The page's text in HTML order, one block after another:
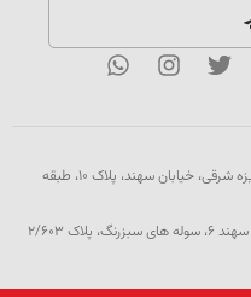
تهران، خیابان سهروردی شمالی، هویزه شرقی، خیابان سهند، پلاک ۱۰، طبقه
چهاردانگه، شهرک صنعتی سهند، خیابان سهند 6، سوله های سبزرنگ، پلاک 2/603